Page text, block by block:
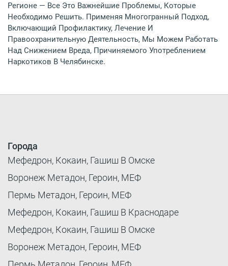
Регионе — Все Это Важнейшие Проблемы, Которые
Необходимо Решить. Применяя Многогранный Подход,
Включающий Профилактику, Лечение И
Правоохранительную Деятельность, Мы Можем Работать
Над Снижением Вреда, Причиняемого Употреблением
Наркотиков В Челябинске.
Города
Мефедрон, Кокаин, Гашиш В Омске
Воронеж Метадон, Героин, МЕФ
Пермь Метадон, Героин, МЕФ
Мефедрон, Кокаин, Гашиш В Краснодаре
Мефедрон, Кокаин, Гашиш В Омске
Воронеж Метадон, Героин, МЕФ